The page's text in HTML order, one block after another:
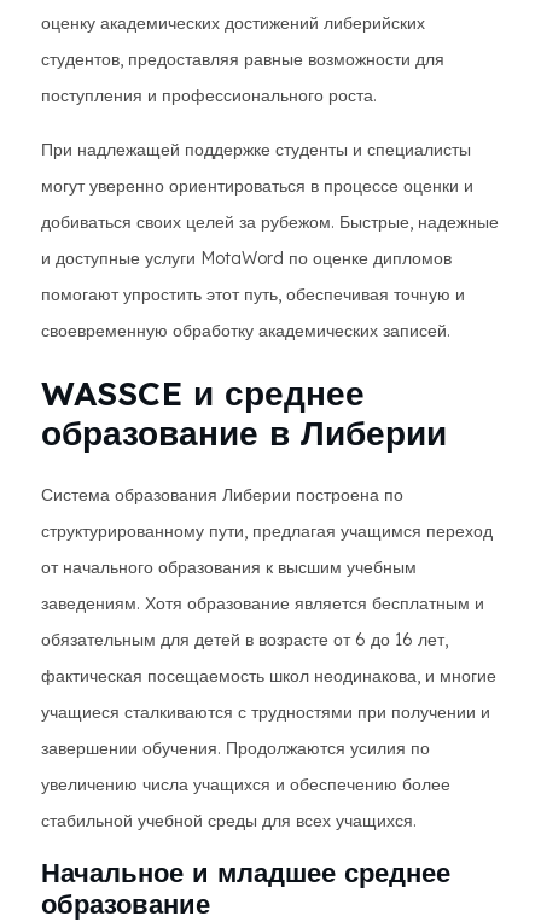
оценку академических достижений либерийских
студентов, предоставляя равные возможности для
поступления и профессионального роста.
При надлежащей поддержке студенты и специалисты
могут уверенно ориентироваться в процессе оценки и
добиваться своих целей за рубежом. Быстрые, надежные
и доступные услуги MotaWord по оценке дипломов
помогают упростить этот путь, обеспечивая точную и
своевременную обработку академических записей.
WASSCE и среднее
образование в Либерии
Система образования Либерии построена по
структурированному пути, предлагая учащимся переход
от начального образования к высшим учебным
заведениям. Хотя образование является бесплатным и
обязательным для детей в возрасте от 6 до 16 лет,
фактическая посещаемость школ неодинакова, и многие
учащиеся сталкиваются с трудностями при получении и
завершении обучения. Продолжаются усилия по
увеличению числа учащихся и обеспечению более
стабильной учебной среды для всех учащихся.
Начальное и младшее среднее
образование